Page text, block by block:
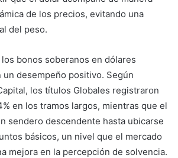
de los precios, evitando una
del peso.
bonos soberanos en dólares
desempeño positivo. Según
los títulos Globales registraron
en los tramos largos, mientras que el
sendero descendente hasta ubicarse
básicos, un nivel que el mercado
mejora en la percepción de solvencia.